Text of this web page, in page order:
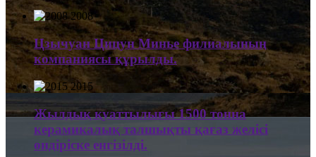
2008
Цзычуан Цицун Минье филиалының
компаниясы құрылды.
2015
Жылдық қуаттылығы 1500 тонна
керамикалық талшықты қағаз желісі
өндіріске енгізілді.